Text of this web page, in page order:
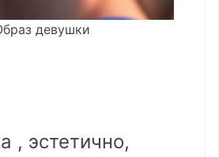
девушки
, эстетично,